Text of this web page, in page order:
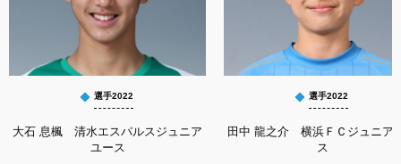
選手2022
大石 息楓 清水エスパルスジュニア
ユース
選手2022
田中 龍之介 横浜ＦＣジュニア
ス